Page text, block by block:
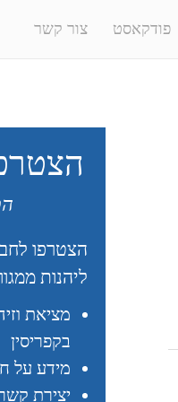
פודקאסט צור קשר
הצטרפו
ליהנות
מציאת
בקפריסין
מידע על
יצירת